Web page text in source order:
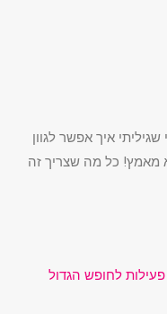
איך אפשר לגוון
מאמץ! כל מה שצריך זה